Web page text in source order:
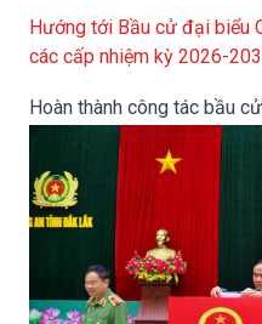
Hướng tới Bầu cử đại biểu
các cấp nhiệm kỳ 2026-
Hoàn thành công tác bầu